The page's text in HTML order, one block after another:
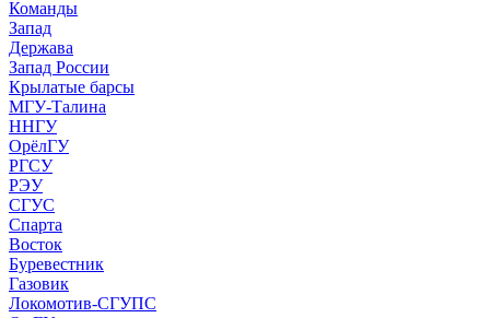
Команды
Запад
Держава
Запад России
Крылатые барсы
МГУ-Талина
ННГУ
ОрёлГУ
РГСУ
РЭУ
СГУС
Спарта
Восток
Буревестник
Газовик
Локомотив-СГУПС